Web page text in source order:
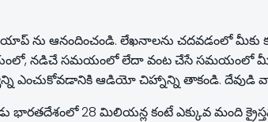
యాప్ ను ఆనందించండి. లేఖనాలను చదవడంలో
నడిచే సమయంలో లేదా వంట చేసే సమయంలో మీరు
ఎంచుకోవడానికి ఆడియో చిహ్నాన్ని తాకండి. దేవుడి
28 మిలియన్ల కంటే ఎక్కువ మంది